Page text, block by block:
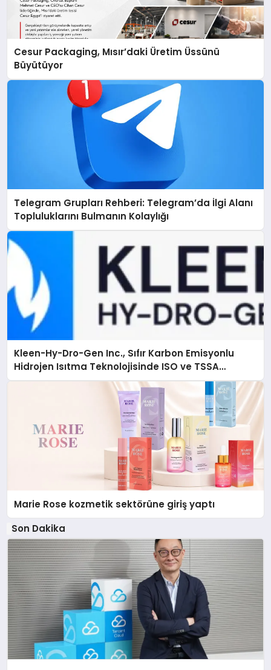
Cesur Packaging, Mısır’daki Üretim Üssünü
Büyütüyor
Telegram Grupları Rehberi: Telegram’da İlgi Alanı
Topluluklarını Bulmanın Kolaylığı
Kleen-Hy-Dro-Gen Inc., Sıfır Karbon Emisyonlu
Hidrojen Isıtma Teknolojisinde ISO ve TSSA
Düzenleyici Onaylarını Aldı
Marie Rose kozmetik sektörüne giriş yaptı
Son Dakika